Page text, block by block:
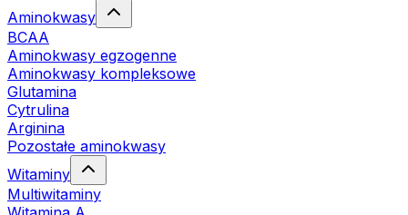
Aminokwasy
BCAA
Aminokwasy egzogenne
Aminokwasy kompleksowe
Glutamina
Cytrulina
Arginina
Pozostałe aminokwasy
Witaminy
Multiwitaminy